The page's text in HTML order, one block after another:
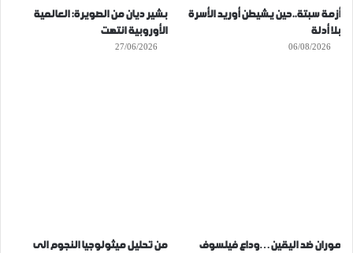
أزمة سبتة..حين يشيطن أوريد الأسرة
بلا أدلة
06/08/2026
بشير ديان من الصويرة: العالمية
الأوروبية انتهت
27/06/2026
موران ضد اليقين…وداع فيلسوف
من تحليل ميثولوجيا النجوم الى